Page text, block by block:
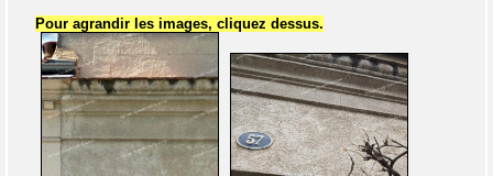
Pour agrandir les images, cliquez dessus.